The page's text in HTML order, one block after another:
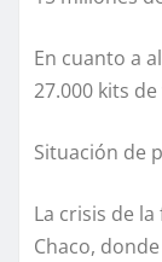
En cuanto a
27.000 kits
Situación de
La crisis de
Chaco,